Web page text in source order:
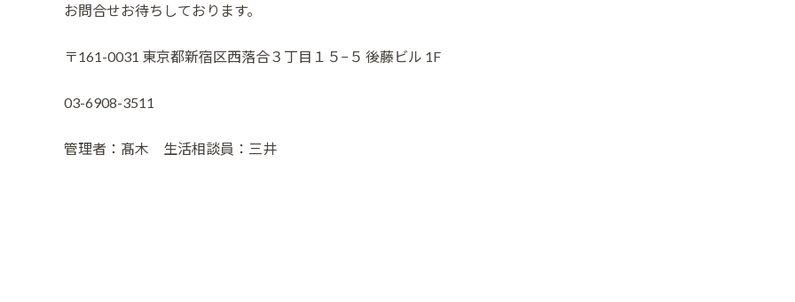
お問合せお待ちしております。
〒161-0031 東京都新宿区西落合３丁目１５−５ 後藤ビル 1F
03-6908-3511
管理者：髙木 生活相談員：三井